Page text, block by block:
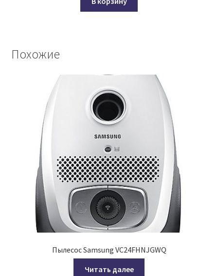
Похожие
Пылесос Samsung VC24FHNJGWQ
Читать далее